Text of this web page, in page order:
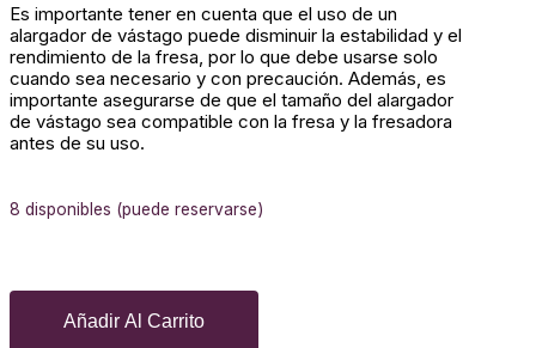
Es importante tener en cuenta que el uso de un
alargador de vástago puede disminuir la estabilidad y el
rendimiento de la fresa, por lo que debe usarse solo
cuando sea necesario y con precaución. Además, es
importante asegurarse de que el tamaño del alargador
de vástago sea compatible con la fresa y la fresadora
antes de su uso.
8 disponibles (puede reservarse)
Añadir Al Carrito